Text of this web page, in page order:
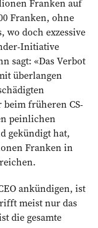
Franken auf
Franken, ohne
wo doch exzessive
Initiative
sagt: «Das Verbot
überlangen
beim früheren CS-
peinlichen
gekündigt hat,
Franken in
ankündigen, ist
meist nur das
die gesamte